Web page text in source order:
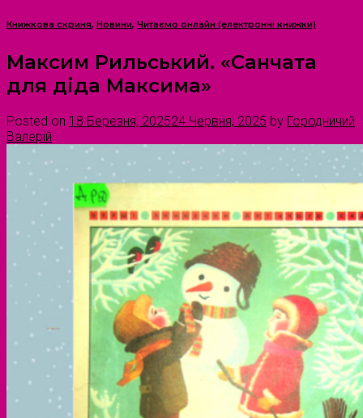
Книжкова скриня, Новини, Читаємо онлайн (електронні книжки)
Максим Рильський. «Санчата
для діда Максима»
Posted on 18 Березня, 202524 Червня, 2025 by Городничий
Валерій